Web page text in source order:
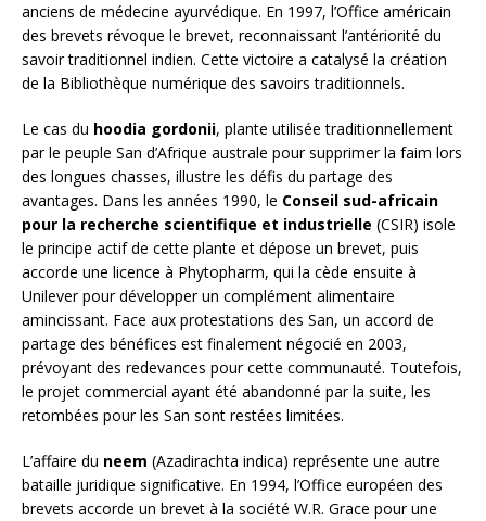
anciens de médecine ayurvédique. En 1997, l’Office américain
des brevets révoque le brevet, reconnaissant l’antériorité du
savoir traditionnel indien. Cette victoire a catalysé la création
de la Bibliothèque numérique des savoirs traditionnels.
Le cas du hoodia gordonii, plante utilisée traditionnellement
par le peuple San d’Afrique australe pour supprimer la faim lors
des longues chasses, illustre les défis du partage des
avantages. Dans les années 1990, le Conseil sud-africain
pour la recherche scientifique et industrielle (CSIR) isole
le principe actif de cette plante et dépose un brevet, puis
accorde une licence à Phytopharm, qui la cède ensuite à
Unilever pour développer un complément alimentaire
amincissant. Face aux protestations des San, un accord de
partage des bénéfices est finalement négocié en 2003,
prévoyant des redevances pour cette communauté. Toutefois,
le projet commercial ayant été abandonné par la suite, les
retombées pour les San sont restées limitées.
L’affaire du neem (Azadirachta indica) représente une autre
bataille juridique significative. En 1994, l’Office européen des
brevets accorde un brevet à la société W.R. Grace pour une